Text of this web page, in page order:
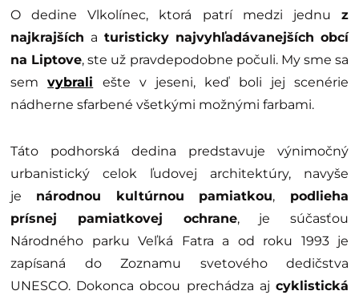
O dedine Vlkolínec, ktorá patrí medzi jednu z
najkrajších a turisticky najvyhľadávanejších obcí
na Liptove, ste už pravdepodobne počuli. My sme sa
semvybrali ešte v jeseni, keď boli jej scenérie
nádherne sfarbené všetkými možnými farbami.
Táto podhorská dedina predstavuje výnimočný
urbanistický celok ľudovej architektúry, navyše
je národnou kultúrnou pamiatkou, podlieha
prísnej pamiatkovej ochrane, je súčasťou
Národného parku Veľká Fatra a od roku 1993 je
zapísaná do Zoznamu svetového dedičstva
UNESCO. Dokonca obcou prechádza aj cyklistická